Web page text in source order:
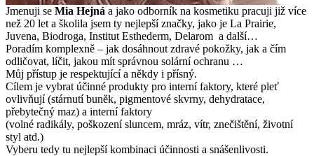
Jmenuji se Mia Hejná a jako odborník na kosmetiku pracuji již více
než 20 let a školila jsem ty nejlepší značky, jako je La Prairie,
Juvena, Biodroga, Institut Esthederm, Delarom a další…
Poradím komplexně – jak dosáhnout zdravé pokožky, jak a čím
odličovat, líčit, jakou mít správnou solární ochranu …
Můj přístup je respektující a někdy i přísný.
Cílem je vybrat účinné produkty pro interní faktory, které pleť
ovlivňují (stárnutí buněk, pigmentové skvrny, dehydratace,
přebytečný maz) a interní faktory
(volné radikály, poškození sluncem, mráz, vítr, znečištění, životní
styl atd.)
Vyberu tedy tu nejlepší kombinaci účinnosti a snášenlivosti.